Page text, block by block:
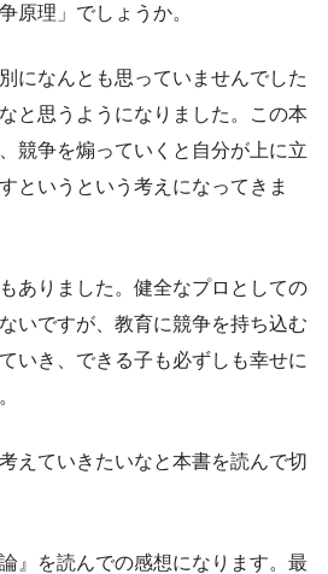
原理」でしょうか。
になんとも思っていませんでした
と思うようになりました。この本
競争を煽っていくと自分が上に立
というという考えになってきま
ありました。健全なプロとしての
いですが、教育に競争を持ち込む
いき、できる子も必ずしも幸せに
えていきたいなと本書を読んで切
』を読んでの感想になります。最